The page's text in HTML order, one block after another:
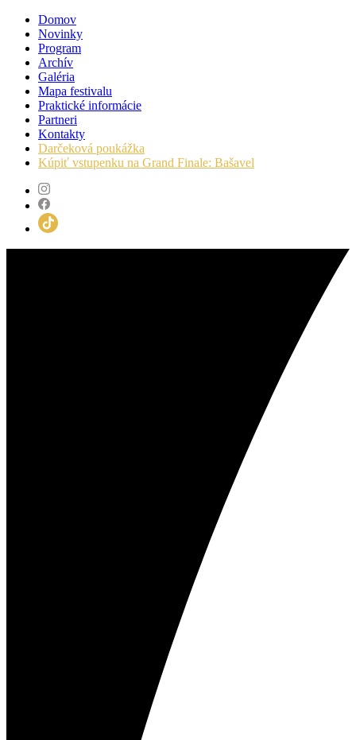
Domov
Novinky
Program
Archív
Galéria
Mapa festivalu
Praktické informácie
Partneri
Kontakty
Darčeková poukážka
Kúpiť vstupenku na Grand Finale: Bašavel